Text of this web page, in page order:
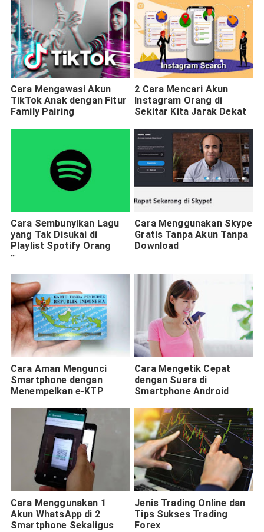
Cara Mengawasi Akun
TikTok Anak dengan Fitur
Family Pairing
2 Cara Mencari Akun
Instagram Orang di
Sekitar Kita Jarak Dekat
Cara Sembunyikan Lagu
yang Tak Disukai di
Playlist Spotify Orang
Lain
Cara Menggunakan Skype
Gratis Tanpa Akun Tanpa
Download
Cara Aman Mengunci
Smartphone dengan
Menempelkan e-KTP
Cara Mengetik Cepat
dengan Suara di
Smartphone Android
Cara Menggunakan 1
Akun WhatsApp di 2
Smartphone Sekaligus
Jenis Trading Online dan
Tips Sukses Trading
Forex